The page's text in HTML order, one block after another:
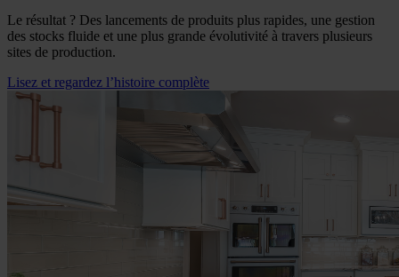
Le résultat ? Des lancements de produits plus rapides, une gestion
des stocks fluide et une plus grande évolutivité à travers plusieurs
sites de production.
Lisez et regardez l’histoire complète